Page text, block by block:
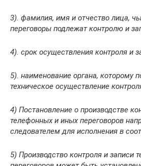
3). фамилия, имя и отчество лица,
переговоры подлежат контролю и
4). срок осуществления контроля и
5). наименование органа, которому
техническое осуществление
4) Постановление о производстве
телефонных и иных переговоров
следователем для исполнения в
5) Производство контроля и записи